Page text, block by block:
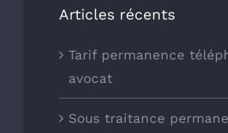
Articles récents
Tarif permanence
avocat
Sous traitance